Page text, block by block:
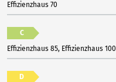
Effizienzhaus 70
C
Effizienzhaus 85, Effizienzhaus 100
D